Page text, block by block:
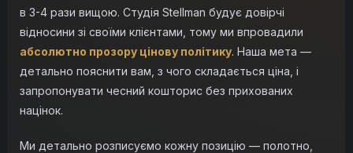
в 3-4 рази вищою. Студія Stellman будує довірчі
відносини зі своїми клієнтами, тому ми впровадили
абсолютно прозору цінову політику. Наша мета —
детально пояснити вам, з чого складається ціна, і
запропонувати чесний кошторис без прихованих
націнок.
Ми детально розписуємо кожну позицію — полотно,